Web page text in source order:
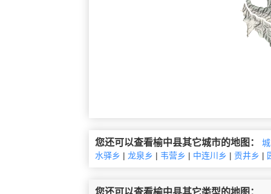
您还可以查看榆中县其它城市的地图：
水驿乡 | 龙泉乡 | 韦营乡 | 中连川乡 | 贡井乡 |
您还可以查看榆中县其它类型的地图：